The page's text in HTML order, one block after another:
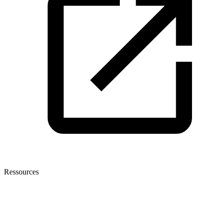
Ressources